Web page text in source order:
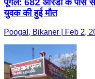
पूंगल: 682 आरडी के पास
युवक की हुई मौत
Poogal, Bikaner | Feb 2,